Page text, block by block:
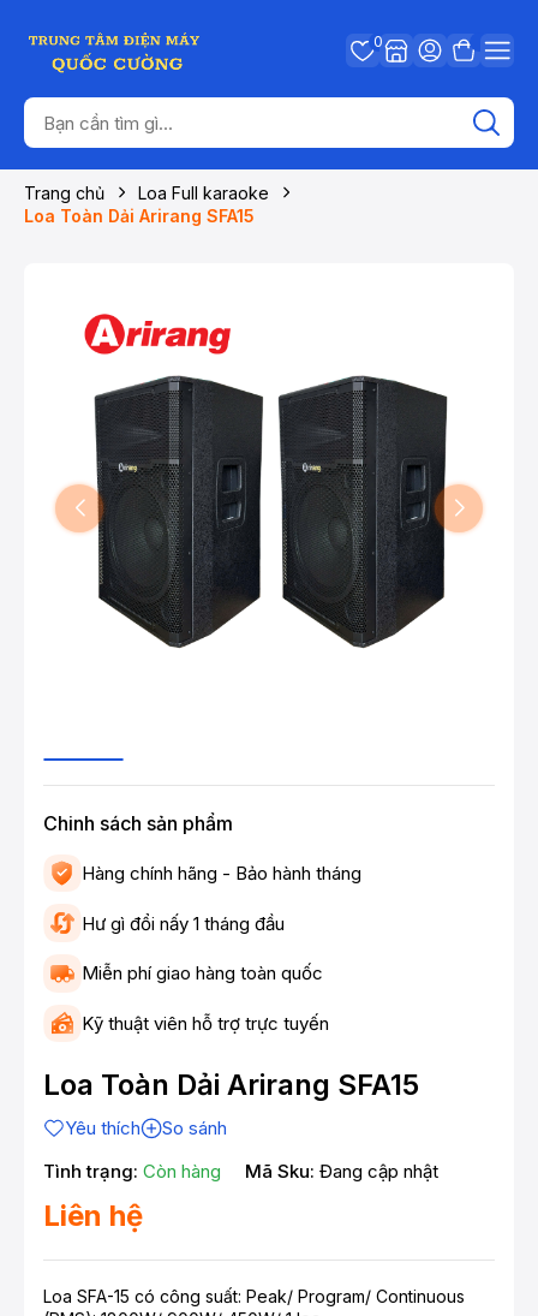
0
Trang chủ
Loa Full karaoke
Loa Toàn Dải Arirang SFA15
Chinh sách sản phẩm
Hàng chính hãng - Bảo hành tháng
Hư gì đổi nấy 1 tháng đầu
Miễn phí giao hàng toàn quốc
Kỹ thuật viên hỗ trợ trực tuyến
Loa Toàn Dải Arirang SFA15
Yêu thích
So sánh
Tình trạng: Còn hàng Mã Sku: Đang cập nhật
Liên hệ
Loa SFA-15 có công suất: Peak/ Program/ Continuous